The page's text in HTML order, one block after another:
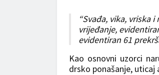
“Svađa, vika, vriska
vrijeđanje,
evidentiran 61
Kao osnovni uzorci
drsko ponašanje,